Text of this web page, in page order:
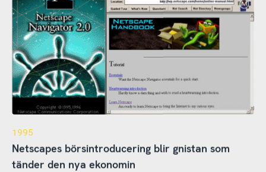
1995
Netscapes börsintroducering blir gnistan som
tänder den nya ekonomin